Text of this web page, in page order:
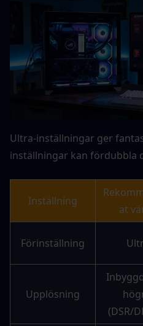
Ultra-inställningar ger
inställningar kan fördubbla
Inställning
at
Förinställning
Upplösning
(DSR/